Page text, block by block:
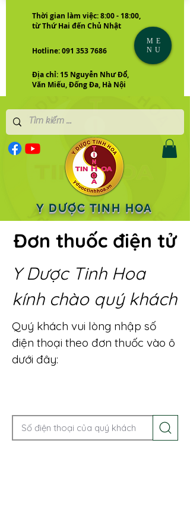
Thời gian làm việc: 8:00 - 18:00,
từ Thứ Hai đến Chủ Nhật
Hotline: 091 353 7686
Địa chỉ: 15 Nguyễn Như Đổ,
Văn Miếu, Đống Đa, Hà Nội
Y DƯỢC TINH HOA
ME
NU
Đơn thuốc điện tử
Y Dược Tinh Hoa
kính chào quý khách
Quý khách vui lòng nhập số
điện thoại theo đơn thuốc vào ô
dưới đây: